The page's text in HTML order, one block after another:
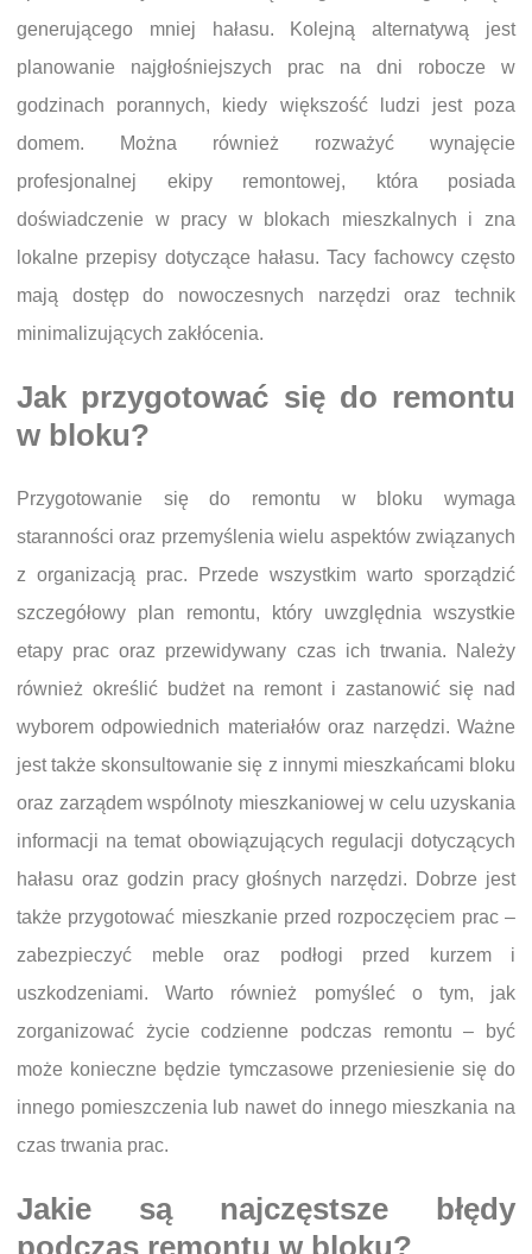
generującego mniej hałasu. Kolejną alternatywą jest
planowanie najgłośniejszych prac na dni robocze w
godzinach porannych, kiedy większość ludzi jest poza
domem. Można również rozważyć wynajęcie
profesjonalnej ekipy remontowej, która posiada
doświadczenie w pracy w blokach mieszkalnych i zna
lokalne przepisy dotyczące hałasu. Tacy fachowcy często
mają dostęp do nowoczesnych narzędzi oraz technik
minimalizujących zakłócenia.
Jak przygotować się do remontu
w bloku?
Przygotowanie się do remontu w bloku wymaga
staranności oraz przemyślenia wielu aspektów związanych
z organizacją prac. Przede wszystkim warto sporządzić
szczegółowy plan remontu, który uwzględnia wszystkie
etapy prac oraz przewidywany czas ich trwania. Należy
również określić budżet na remont i zastanowić się nad
wyborem odpowiednich materiałów oraz narzędzi. Ważne
jest także skonsultowanie się z innymi mieszkańcami bloku
oraz zarządem wspólnoty mieszkaniowej w celu uzyskania
informacji na temat obowiązujących regulacji dotyczących
hałasu oraz godzin pracy głośnych narzędzi. Dobrze jest
także przygotować mieszkanie przed rozpoczęciem prac –
zabezpieczyć meble oraz podłogi przed kurzem i
uszkodzeniami. Warto również pomyśleć o tym, jak
zorganizować życie codzienne podczas remontu – być
może konieczne będzie tymczasowe przeniesienie się do
innego pomieszczenia lub nawet do innego mieszkania na
czas trwania prac.
Jakie są najczęstsze błędy
podczas remontu w bloku?